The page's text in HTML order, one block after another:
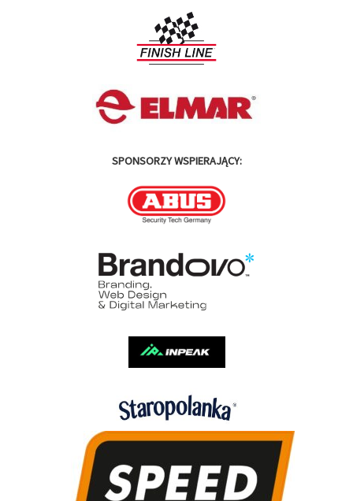
SPONSORZY WSPIERAJĄCY: